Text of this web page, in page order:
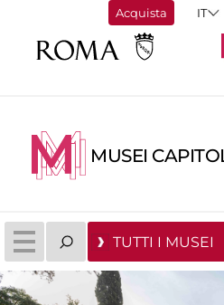
Acquista
MUSEI
TUTTI I MUSEI